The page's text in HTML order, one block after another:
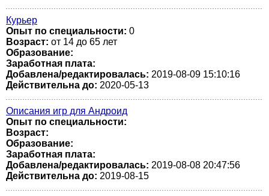
Курьер
Опыт по специальности: 0
Возраст: от 14 до 65 лет
Образование:
Заработная плата:
Добавлена/редактировалась: 2019-08-09 15:10:16
Действительна до: 2020-05-13
Описания игр для Андроид
Опыт по специальности:
Возраст:
Образование:
Заработная плата:
Добавлена/редактировалась: 2019-08-08 20:47:56
Действительна до: 2019-08-15